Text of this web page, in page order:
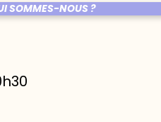
SOMMES-NOUS ?